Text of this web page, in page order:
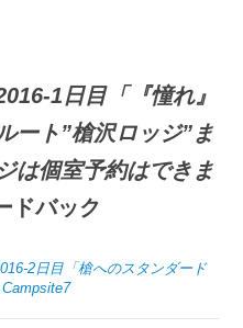
1日目「『憧れ』
ート”槍沢ロッジ”ま
は個室予約はできま
ドバック
2日目「槍へのスタンダード